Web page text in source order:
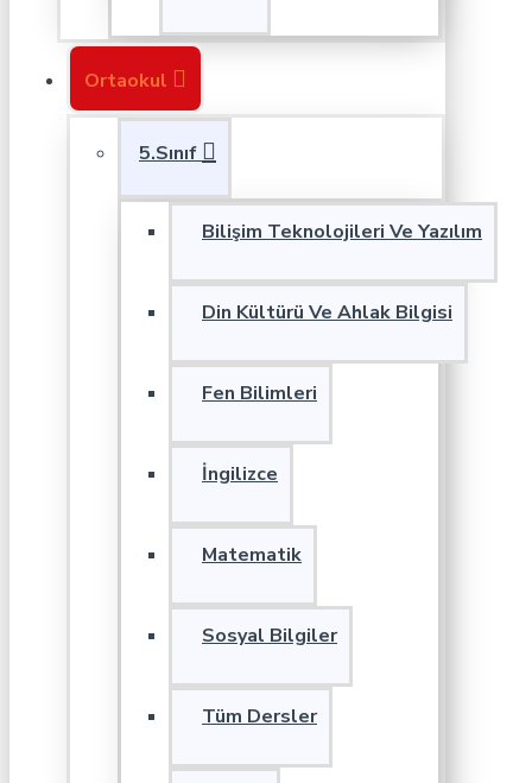
Ortaokul
5.Sınıf
Bilişim Teknolojileri Ve Yazılım
Din Kültürü Ve Ahlak Bilgisi
Fen Bilimleri
İngilizce
Matematik
Sosyal Bilgiler
Tüm Dersler